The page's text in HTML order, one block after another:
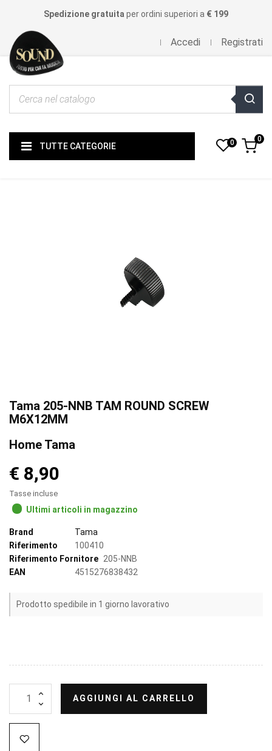
Spedizione gratuita per ordini superiori a € 199
Accedi Registrati
TUTTE CATEGORIE 0 0
Tama 205-NNB TAM ROUND SCREW
M6X12MM
Home Tama
€ 8,90
Tasse incluse
Ultimi articoli in magazzino
Brand
Tama
Riferimento
100410
Riferimento Fornitore 205-NNB
EAN
4515276838432
Prodotto spedibile in 1 giorno lavorativo
AGGIUNGI AL CARRELLO